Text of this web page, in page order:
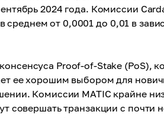
2024 года. Комиссии
среднем от 0,0001 до 0,01 в
Proof-of-Stake (PoS),
ее хорошим выбором для
Комиссии MATIC крайне
совершать транзакции с почти